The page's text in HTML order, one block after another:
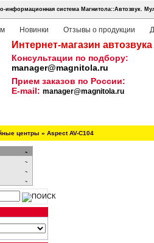
информационная система Магнитола::Автозвук.
Новинки Отзывы о продукции
Интернет-магазин
Консультации по подбору:
manager@magnitola.ru
Прием заказов по России:
E-mail: manager@magnitola.ru
центры » Aspect AV-C104